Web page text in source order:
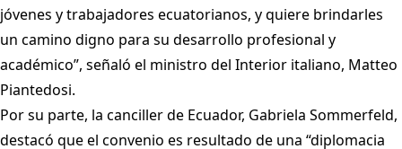
jóvenes y trabajadores ecuatorianos, y quiere brindarles
un camino digno para su desarrollo profesional y
académico”, señaló el ministro del Interior italiano, Matteo
Piantedosi.
Por su parte, la canciller de Ecuador, Gabriela Sommerfeld,
destacó que el convenio es resultado de una “diplomacia